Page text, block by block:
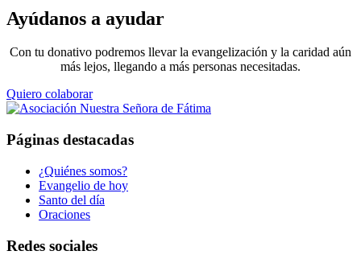
Ayúdanos a ayudar
Con tu donativo podremos llevar la evangelización y la caridad aún
más lejos, llegando a más personas necesitadas.
Quiero colaborar
Páginas destacadas
¿Quiénes somos?
Evangelio de hoy
Santo del día
Oraciones
Redes sociales